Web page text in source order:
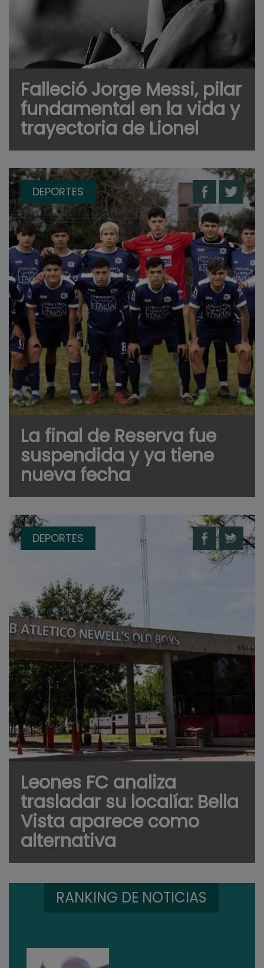
Falleció Jorge Messi, pilar
fundamental en la vida y
trayectoria de Lionel
DEPORTES
La final de Reserva fue
suspendida y ya tiene
nueva fecha
DEPORTES
Leones FC analiza
trasladar su localía: Bella
Vista aparece como
alternativa
RANKING DE NOTICIAS